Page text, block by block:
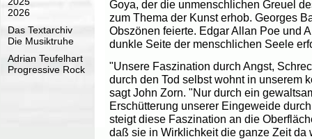
2026
Das Textarchiv
Die Musiktruhe
Adrian Teufelhart
Progressive Rock
Goya, der die unmenschlichen Greuel
zum Thema der Kunst erhob. Georges
Obszönen feierte. Edgar Allan Poe und
dunkle Seite der menschlichen Seele
"Unsere Faszination durch Angst,
durch den Tod selbst wohnt in unserem
sagt John Zorn. "Nur durch ein
Erschütterung unserer Eingeweide
steigt diese Faszination an die
daß sie in Wirklichkeit die ganze Zeit da